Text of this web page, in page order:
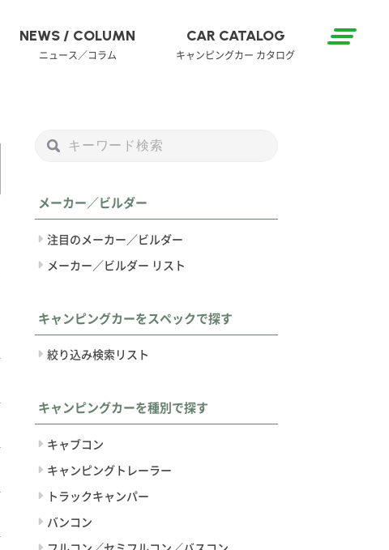
NEWS / COLUMN
ニュース／コラム
CAR CATALOG
キャンピングカー カタログ
メーカー／ビルダー
注目のメーカー／ビルダー
メーカー／ビルダー リスト
キャンピングカーをスペックで探す
絞り込み検索リスト
キャンピングカーを種別で探す
キャブコン
キャンピングトレーラー
トラックキャンパー
バンコン